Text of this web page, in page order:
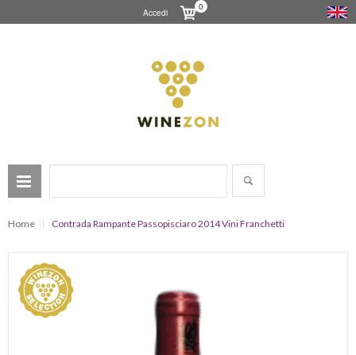
Accedi
0
Home Contrada Rampante Passopisciaro 2014 Vini Franchetti